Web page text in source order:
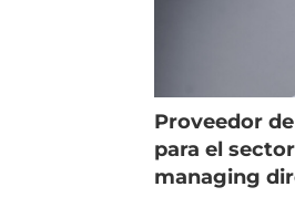
Proveedor
para el
managing